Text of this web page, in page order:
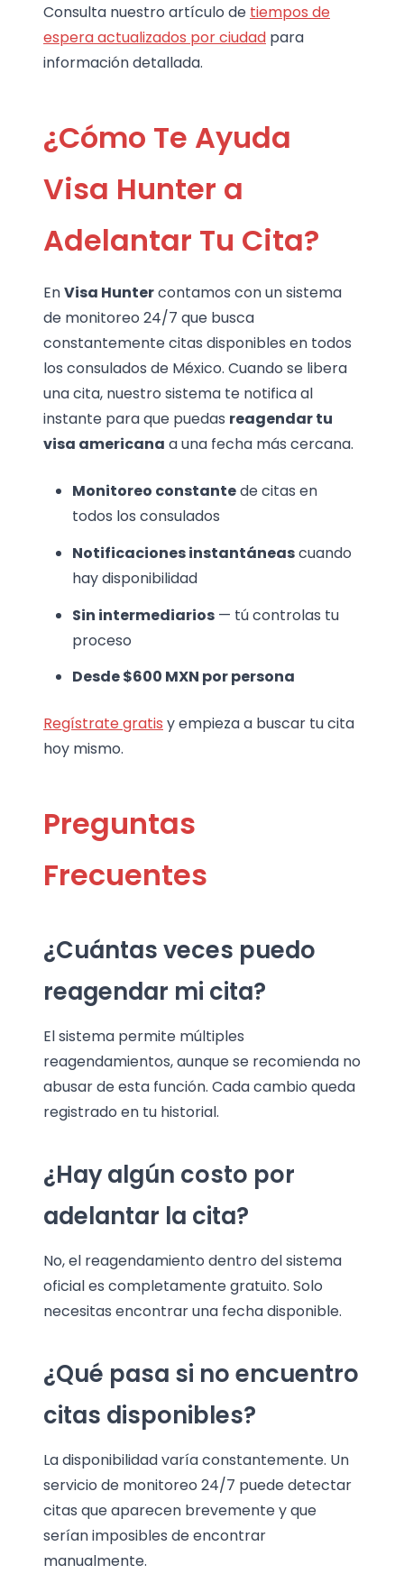
Consulta nuestro artículo de tiempos de
espera actualizados por ciudad para
información detallada.
¿Cómo Te Ayuda
Visa Hunter a
Adelantar Tu Cita?
EnVisa Huntercontamos con un sistema
de monitoreo 24/7 que busca
constantemente citas disponibles en todos
los consulados de México. Cuando se libera
una cita, nuestro sistema te notifica al
instante para que puedas reagendar tu
visa americana a una fecha más cercana.
Monitoreo constantede citas en
todos los consulados
Notificaciones instantáneascuando
hay disponibilidad
Sin intermediarios — tú controlas tu
proceso
Desde $600 MXN por persona
Regístrate gratis y empieza a buscar tu cita
hoy mismo.
Preguntas
Frecuentes
¿Cuántas veces puedo
reagendar mi cita?
El sistema permite múltiples
reagendamientos, aunque se recomienda no
abusar de esta función. Cada cambio queda
registrado en tu historial.
¿Hay algún costo por
adelantar la cita?
No, el reagendamiento dentro del sistema
oficial es completamente gratuito. Solo
necesitas encontrar una fecha disponible.
¿Qué pasa si no encuentro
citas disponibles?
La disponibilidad varía constantemente. Un
servicio de monitoreo 24/7 puede detectar
citas que aparecen brevemente y que
serían imposibles de encontrar
manualmente.